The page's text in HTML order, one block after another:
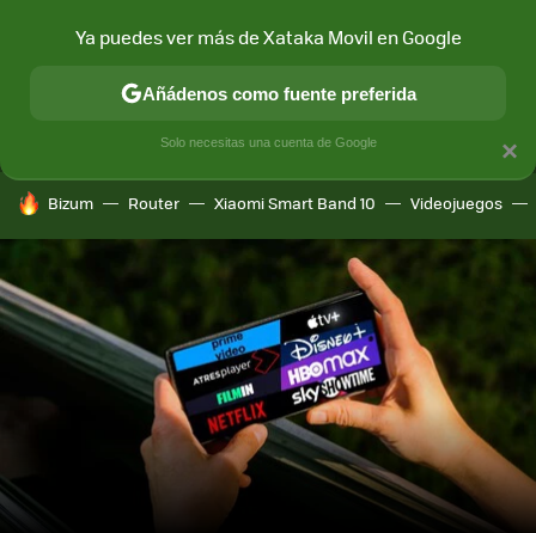
MÓVIL Y SOCIEDAD APLICACIONES
HOY SE HABLA DE
Bizum Router Xiaomi Smart Band 10 Videojuegos
×
Ya puedes ver más de Xataka Movil en Google
Añádenos como fuente preferida
Solo necesitas una cuenta de Google